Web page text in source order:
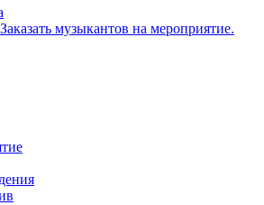
музыкантов на мероприятие.